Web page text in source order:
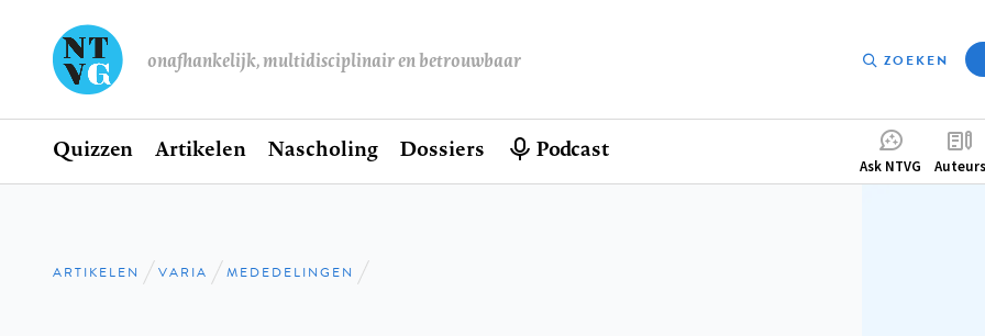
onafhankelijk, multidisciplinair en betrouwbaar ZOEKEN
Hoofdnavigatie
Home
Quizzen Artikelen Nascholing Dossiers Podcast
Ask NTVG Auteurs
Kruimelpad
ARTIKELEN VARIA MEDEDELINGEN